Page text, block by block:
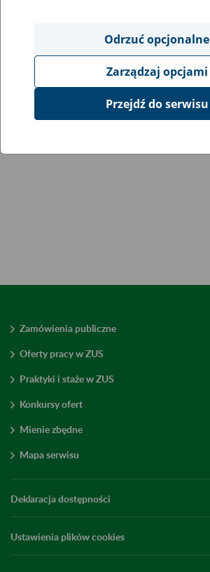
Zamówienia publiczne
Oferty pracy w ZUS
Praktyki i staże w ZUS
Konkursy ofert
Mienie zbędne
Mapa serwisu
Deklaracja dostępności
Ustawienia plików cookies
Odrzuć opcjonalne
Zarządzaj opcjami
Przejdź do serwisu